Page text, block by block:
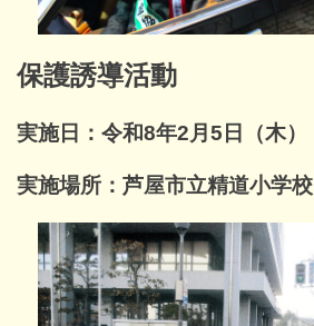
保護誘導活動
実施日：令和8年2月5日（木）
実施場所：芦屋市立精道小学校